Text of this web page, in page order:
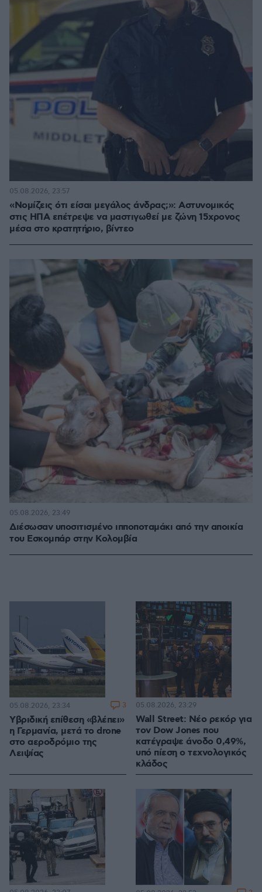
«Νομίζεις ότι είσαι μεγάλος άνδρας;»: Αστυνομικός
στις ΗΠΑ επέτρεψε να μαστιγωθεί με ζώνη 15χρονος
μέσα στο κρατητήριο, βίντεο
05.08.2026, 23:57
Διέσωσαν υποσιτισμένο ιπποποταμάκι από την αποικία
του Εσκομπάρ στην Κολομβία
05.08.2026, 23:49
Υβριδική επίθεση «βλέπει»
η Γερμανία, μετά το drone
στο αεροδρόμιο της
Λειψίας
05.08.2026, 23:34 3
Wall Street: Νέο ρεκόρ για
τον Dow Jones που
κατέγραψε άνοδο 0,49%,
υπό πίεση ο τεχνολογικός
κλάδος
05.08.2026, 23:29